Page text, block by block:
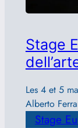
Stage
Les 4 et 5
Alberto
Stage